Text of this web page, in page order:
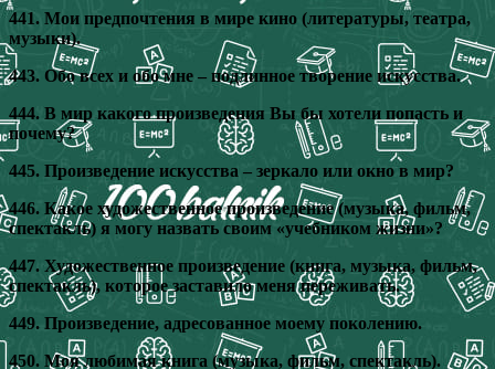
441. Мои предпочтения в мире кино (литературы, театра,
музыки).
443. Обо всех и обо мне – подлинное творение искусства.
444. В мир какого произведения Вы бы хотели попасть и
почему?
445. Произведение искусства – зеркало или окно в мир?
446. Какое художественное произведение (музыка, фильм,
спектакль) я могу назвать своим «учебником жизни»?
447. Художественное произведение (книга, музыка, фильм,
спектакль), которое заставило меня переживать.
449. Произведение, адресованное моему поколению.
450. Моя любимая книга (музыка, фильм, спектакль).